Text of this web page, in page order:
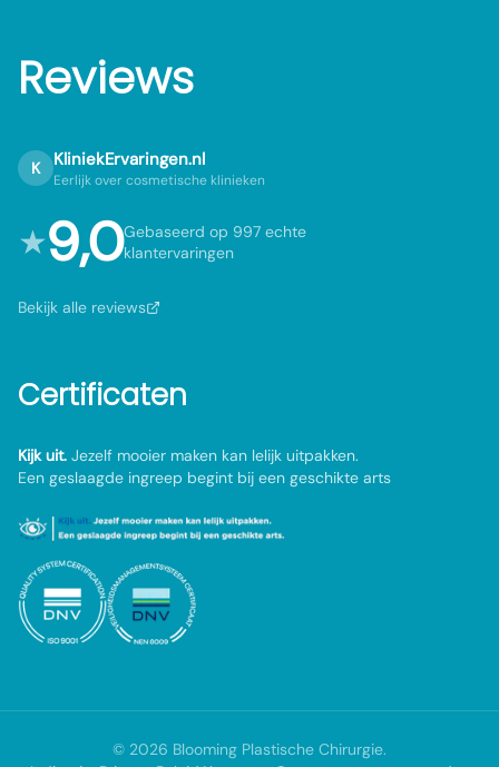
Reviews
K KliniekErvaringen.nl
Eerlijk over cosmetische klinieken
★9,0Gebaseerd op 997 echte
klantervaringen
Bekijk alle reviews
Certificaten
Kijk uit. Jezelf mooier maken kan lelijk uitpakken.
Een geslaagde ingreep begint bij een geschikte arts
© 2026 Blooming Plastische Chirurgie.